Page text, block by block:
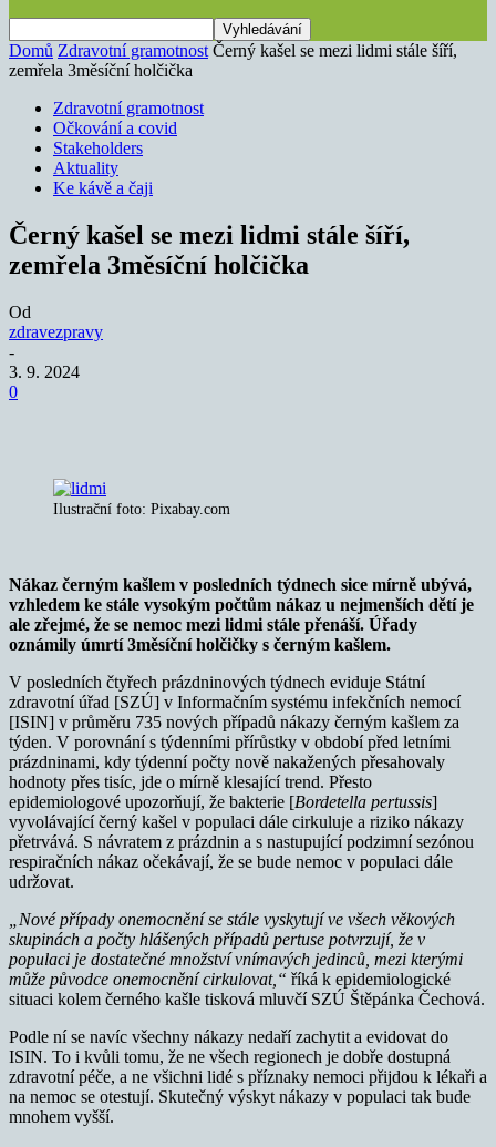
Domů Zdravotní gramotnost Černý kašel se mezi lidmi stále šíří,
zemřela 3měsíční holčička
Zdravotní gramotnost
Očkování a covid
Stakeholders
Aktuality
Ke kávě a čaji
Černý kašel se mezi lidmi stále šíří,
zemřela 3měsíční holčička
Od
zdravezpravy
-
3. 9. 2024
0
Ilustrační foto: Pixabay.com
Nákaz černým kašlem v posledních týdnech sice mírně ubývá,
vzhledem ke stále vysokým počtům nákaz u nejmenších dětí je
ale zřejmé, že se nemoc mezi lidmi stále přenáší. Úřady
oznámily úmrtí 3měsíční holčičky s černým kašlem.
V posledních čtyřech prázdninových týdnech eviduje Státní
zdravotní úřad [SZÚ] v Informačním systému infekčních nemocí
[ISIN] v průměru 735 nových případů nákazy černým kašlem za
týden. V porovnání s týdenními přírůstky v období před letními
prázdninami, kdy týdenní počty nově nakažených přesahovaly
hodnoty přes tisíc, jde o mírně klesající trend. Přesto
epidemiologové upozorňují, že bakterie [Bordetella pertussis]
vyvolávající černý kašel v populaci dále cirkuluje a riziko nákazy
přetrvává. S návratem z prázdnin a s nastupující podzimní sezónou
respiračních nákaz očekávají, že se bude nemoc v populaci dále
udržovat.
„Nové případy onemocnění se stále vyskytují ve všech věkových
skupinách a počty hlášených případů pertuse potvrzují, že v
populaci je dostatečné množství vnímavých jedinců, mezi kterými
může původce onemocnění cirkulovat,“ říká k epidemiologické
situaci kolem černého kašle tisková mluvčí SZÚ Štěpánka Čechová.
Podle ní se navíc všechny nákazy nedaří zachytit a evidovat do
ISIN. To i kvůli tomu, že ne všech regionech je dobře dostupná
zdravotní péče, a ne všichni lidé s příznaky nemoci přijdou k lékaři a
na nemoc se otestují. Skutečný výskyt nákazy v populaci tak bude
mnohem vyšší.